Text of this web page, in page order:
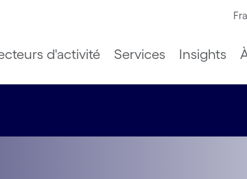
d'activité Services Insights